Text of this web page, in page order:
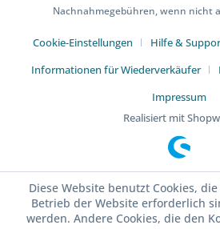
Nachnahmegebühren, wenn nicht
Cookie-Einstellungen Hilfe &
Informationen für Wiederverkäufer
Impressum
Realisiert mit
Diese Website benutzt Cookies,
Betrieb der Website erforderlich
werden. Andere Cookies, die den